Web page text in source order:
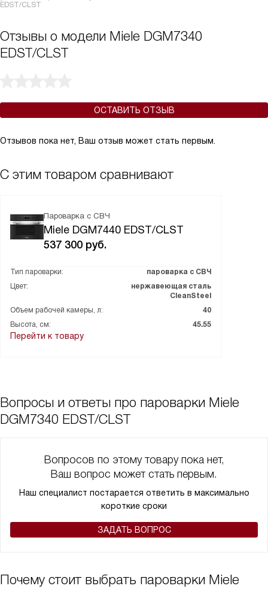
EDST/CLST
Отзывы о модели Miele DGM7340
EDST/CLST
ОСТАВИТЬ ОТЗЫВ
Отзывов пока нет, Ваш отзыв может стать первым.
С этим товаром сравнивают
Пароварка с СВЧ
Miele DGM7440 EDST/CLST
537 300 руб.
Тип пароварки:
пароварка с СВЧ
Цвет:
нержавеющая сталь
CleanSteel
Объем рабочей камеры, л:
40
Высота, см:
45.55
Перейти к товару
Вопросы и ответы про пароварки Miele
DGM7340 EDST/CLST
Вопросов по этому товару пока нет,
Ваш вопрос может стать первым.
Наш специалист постарается ответить в максимально
короткие сроки
ЗАДАТЬ ВОПРОС
Почему стоит выбрать пароварки Miele